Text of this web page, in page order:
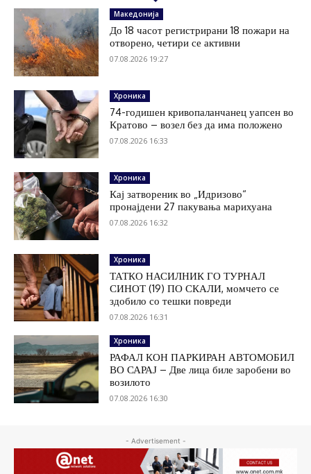
Македонија
До 18 часот регистрирани 18 пожари на
отворено, четири се активни
07.08.2026 19:27
Хроника
74-годишен кривопаланчанец уапсен во
Кратово – возел без да има положено
07.08.2026 16:33
Хроника
Кај затвореник во „Идризово“
пронајдени 27 пакувања марихуана
07.08.2026 16:32
Хроника
ТАТКО НАСИЛНИК ГО ТУРНАЛ
СИНОТ (19) ПО СКАЛИ, момчето се
здобило со тешки повреди
07.08.2026 16:31
Хроника
РАФАЛ КОН ПАРКИРАН АВТОМОБИЛ
ВО САРАЈ – Две лица биле заробени во
возилото
07.08.2026 16:30
- Advertisement -